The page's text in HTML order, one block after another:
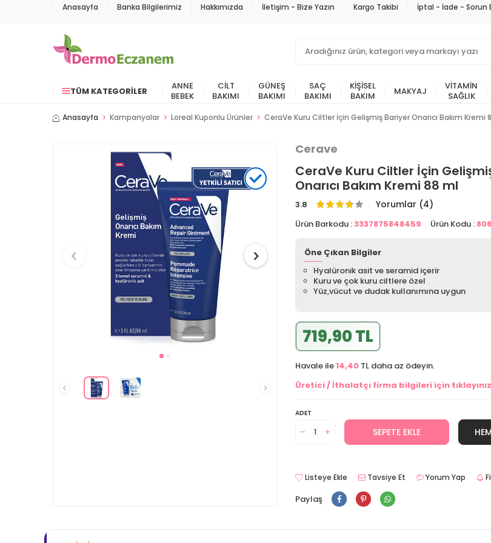
Anasayfa Banka Bilgilerimiz Hakkımızda İletişim - Bize Yazın Kargo Takibi İptal - İade - Sorun
TÜM KATEGORILER
ANNE
BEBEK
CILT
BAKIMI
GÜNEŞ
BAKIMI
SAÇ
BAKIMI
KIŞISEL
BAKIM
MAKYAJ
VITAMIN
SAĞLIK
Anasayfa Kampanyalar Loreal Kuponlu Ürünler CeraVe Kuru Ciltler İçin Gelişmiş Bariyer Onarıcı Bakım Kremi
Cerave
CeraVe Kuru Ciltler İçin
Onarıcı Bakım Kremi 88 ml
3.8 Yorumlar (4)
Ürün Barkodu :3337875848459 Ürün Kodu :
Öne Çıkan Bilgiler
Hyalüronik asit ve seramid içerir
Kuru ve çok kuru ciltlere özel
Yüz,vücut ve dudak kullanımına uygun
719,90 TL
Havale ile14,40 TL daha az ödeyin.
Üretici / İthalatçı firma bilgileri için tıklayınız
ADET
SEPETE EKLE
Listeye Ekle Tavsiye Et Yorum Yap
Paylaş